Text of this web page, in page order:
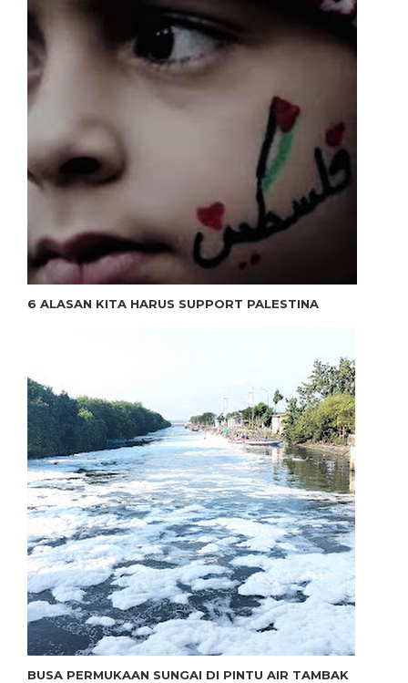
6 ALASAN KITA HARUS SUPPORT PALESTINA
BUSA PERMUKAAN SUNGAI DI PINTU AIR TAMBAK